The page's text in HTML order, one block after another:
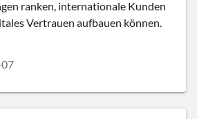
ranken, internationale Kunden
Vertrauen aufbauen können.